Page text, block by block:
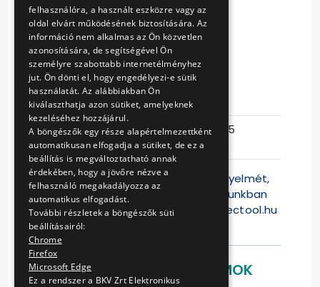
BÚTORZATTAL
TÖRTÉNŐ
BERENDEZÉSE
Eljárás száma
V-318/14.
Ajánlattételi
határidő
2014-09-25
08:11:47
Felhívjuk a Tisztelt Ajánlattevők figyelmét,
hogy jelen versenyeztetési eljárásunkban
az ajánlattétel kizárólag a
www.electool.hu
weblapon lehets
LETÖLTHETŐ DOKUMENTUMOK
felhasználóra, a használt eszközre vagy az
oldal elvárt működésének biztosítására. Az
információ nem alkalmas az Ön közvetlen
azonosítására, de segítségével Ön
személyre szabottabb internetélményhez
jut. Ön dönti el, hogy engedélyezi-e sütik
használatát. Az alábbiakban Ön
kiválaszthatja azon sütiket, amelyeknek
kezeléséhez hozzájárul.
A böngészők egy része alapértelmezettként
automatikusan elfogadja a sütiket, de ez a
beállítás is megváltoztatható annak
érdekében, hogy a jövőre nézve a
felhasználó megakadályozza az
automatikus elfogadást.
További részletek a böngészők süti
beállításairól:
Chrome
Firefox
Microsoft Edge
Ez a rendszer a BKV Zrt Elektronikus